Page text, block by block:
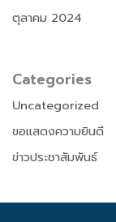
ตุลาคม 2024
Categories
Uncategorized
ขอแสดงความยินดี
ข่าวประชาสัมพันธ์